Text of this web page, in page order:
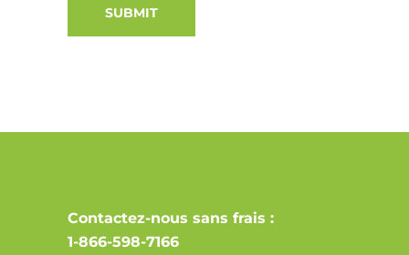
Contactez-nous sans frais :
1-866-598-7166